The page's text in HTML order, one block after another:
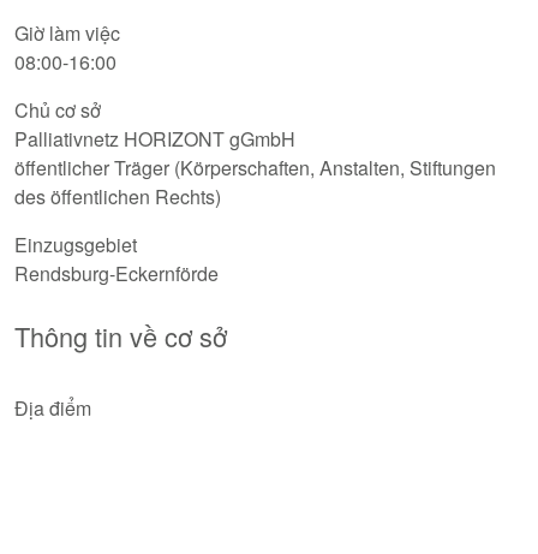
Giờ làm việc
08:00-16:00
Chủ cơ sở
Palliativnetz HORIZONT gGmbH
öffentlicher Träger (Körperschaften, Anstalten, Stiftungen
des öffentlichen Rechts)
Einzugsgebiet
Rendsburg-Eckernförde
Thông tin về cơ sở
Địa điểm